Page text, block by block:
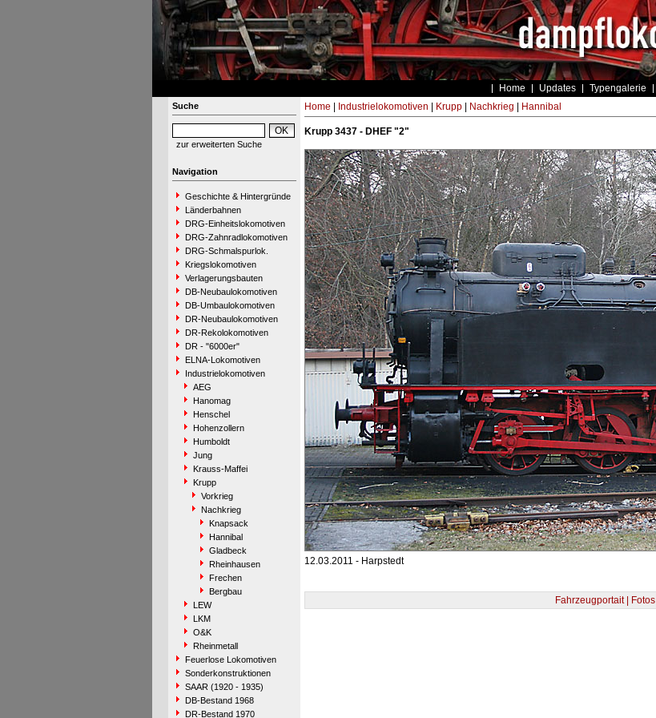
Home Updates Typengalerie
Suche
zur erweiterten Suche
Navigation
Geschichte & Hintergründe
Länderbahnen
DRG-Einheitslokomotiven
DRG-Zahnradlokomotiven
DRG-Schmalspurlok.
Kriegslokomotiven
Verlagerungsbauten
DB-Neubaulokomotiven
DB-Umbaulokomotiven
DR-Neubaulokomotiven
DR-Rekolokomotiven
DR - "6000er"
ELNA-Lokomotiven
Industrielokomotiven
AEG
Hanomag
Henschel
Hohenzollern
Humboldt
Jung
Krauss-Maffei
Krupp
Vorkrieg
Nachkrieg
Knapsack
Hannibal
Gladbeck
Rheinhausen
Frechen
Bergbau
LEW
LKM
O&K
Rheinmetall
Feuerlose Lokomotiven
Sonderkonstruktionen
SAAR (1920 - 1935)
DB-Bestand 1968
DR-Bestand 1970
Home Industrielokomotiven Krupp| Nachkrieg Hannibal
Krupp 3437 - DHEF "2"
12.03.2011 - Harpstedt
Fahrzeugportait | Fotos